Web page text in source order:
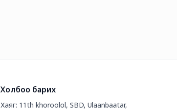
Холбоо барих
Хаяг: 11th khoroolol, SBD, Ulaanbaatar,